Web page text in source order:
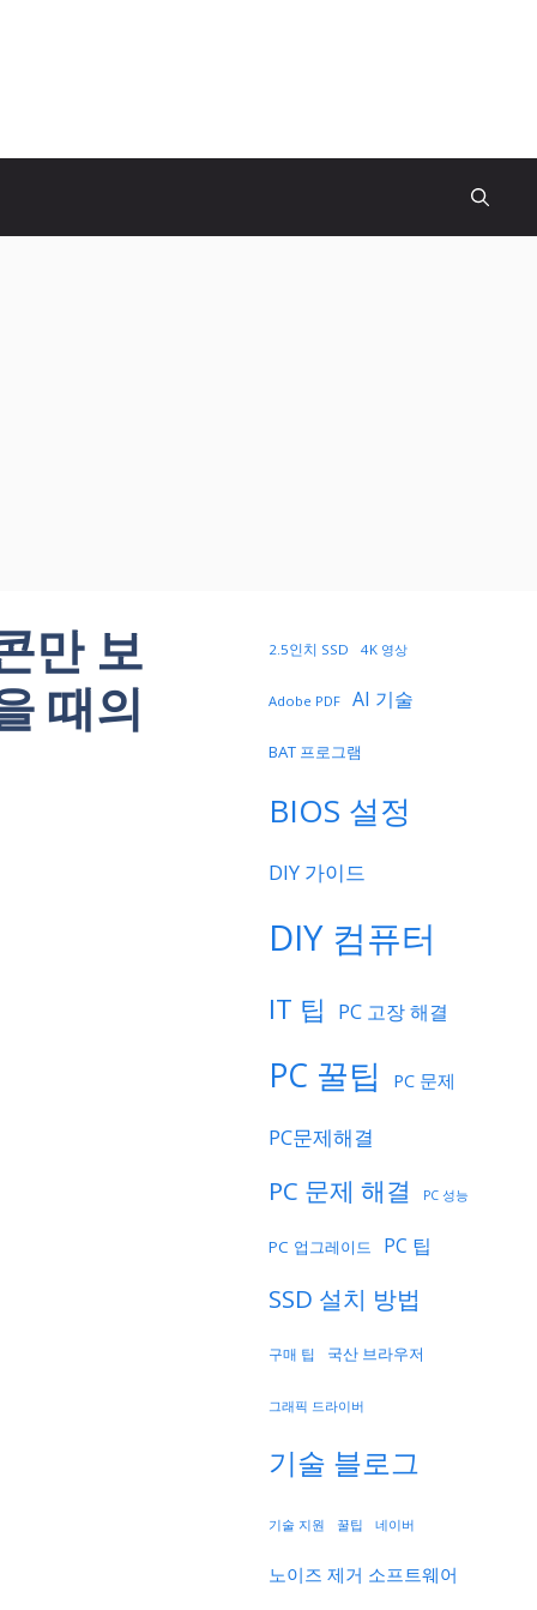
만 보
때의
2.5인치 SSD 4K 영상
Adobe PDF AI 기술
BAT 프로그램
BIOS 설정
DIY 가이드
DIY 컴퓨터
IT 팁 PC 고장 해결
PC 꿀팁 PC 문제
PC문제해결
PC 문제 해결 PC 성능
PC 업그레이드 PC 팁
SSD 설치 방법
구매 팁 국산 브라우저
그래픽 드라이버
기술 블로그
기술 지원 꿀팁 네이버
노이즈 제거 소프트웨어